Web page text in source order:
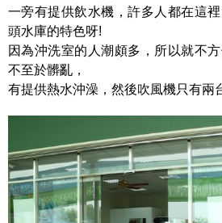
一旁有提供飲水機，許多人都在這
頭水庫的特色呀!
因為沖洗室的人潮頗多，所以就不
不至於髒亂，
有提供熱水沖澡，然後吹風機只有兩